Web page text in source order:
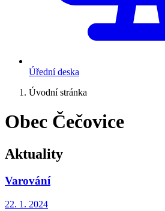
Úřední deska
Úvodní stránka
Obec Čečovice
Aktuality
Varování
22. 1. 2024